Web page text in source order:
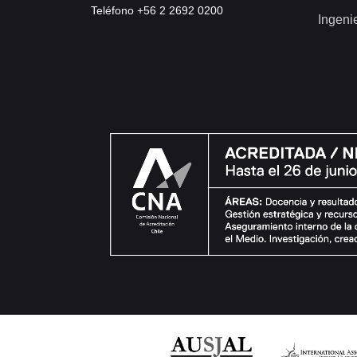
Teléfono +56 2 2692 0200